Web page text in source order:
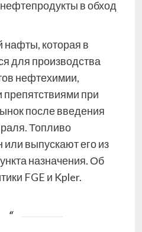
нафты, которая в
для производства
нефтехимии,
препятствиями при
после введения
Топливо
или выпускают его из
назначения. Об
FGE и Kpler.